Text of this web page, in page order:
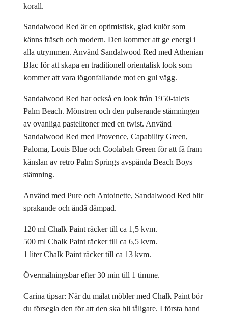
korall.
Sandalwood Red är en optimistisk, glad kulör som
känns fräsch och modern. Den kommer att ge energi i
alla utrymmen. Använd Sandalwood Red med Athenian
Blac för att skapa en traditionell orientalisk look som
kommer att vara iögonfallande mot en gul vägg.
Sandalwood Red har också en look från 1950-talets
Palm Beach. Mönstren och den pulserande stämningen
av ovanliga pastelltoner med en twist. Använd
Sandalwood Red med Provence, Capability Green,
Paloma, Louis Blue och Coolabah Green för att få fram
känslan av retro Palm Springs avspända Beach Boys
stämning.
Använd med Pure och Antoinette, Sandalwood Red blir
sprakande och ändå dämpad.
120 ml Chalk Paint räcker till ca 1,5 kvm.
500 ml Chalk Paint räcker till ca 6,5 kvm.
1 liter Chalk Paint räcker till ca 13 kvm.
Övermålningsbar efter 30 min till 1 timme.
Carina tipsar: När du målat möbler med Chalk Paint bör
du försegla den för att den ska bli tåligare. I första hand